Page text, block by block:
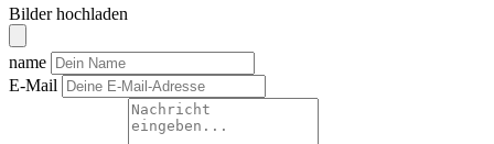
Bilder hochladen
name
E-Mail